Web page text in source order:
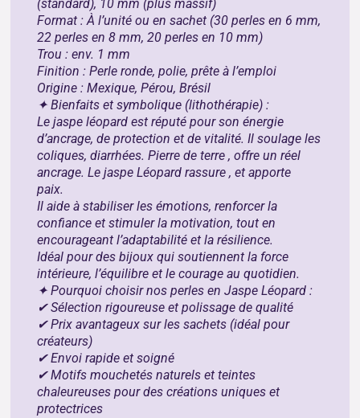
(standard), 10 mm (plus massif)
Format : À l’unité ou en sachet (30 perles en 6 mm,
22 perles en 8 mm, 20 perles en 10 mm)
Trou : env. 1 mm
Finition : Perle ronde, polie, prête à l’emploi
Origine : Mexique, Pérou, Brésil
✦ Bienfaits et symbolique (lithothérapie) :
Le jaspe léopard est réputé pour son énergie
d’ancrage, de protection et de vitalité. Il soulage les
coliques, diarrhées. Pierre de terre , offre un réel
ancrage. Le jaspe Léopard rassure , et apporte
paix.
Il aide à stabiliser les émotions, renforcer la
confiance et stimuler la motivation, tout en
encourageant l’adaptabilité et la résilience.
Idéal pour des bijoux qui soutiennent la force
intérieure, l’équilibre et le courage au quotidien.
✦ Pourquoi choisir nos perles en Jaspe Léopard :
✔ Sélection rigoureuse et polissage de qualité
✔ Prix avantageux sur les sachets (idéal pour
créateurs)
✔ Envoi rapide et soigné
✔ Motifs mouchetés naturels et teintes
chaleureuses pour des créations uniques et
protectrices